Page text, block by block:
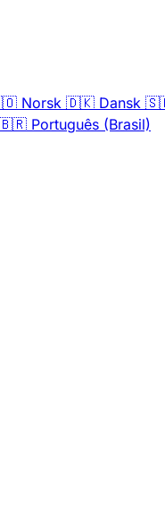
Norsk 🇩🇰 Dansk
Português (Brasil)